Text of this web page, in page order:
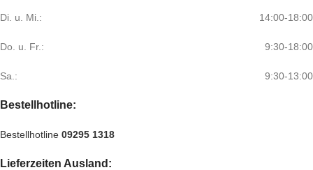
Di. u. Mi.: 14:00-18:00
Do. u. Fr.: 9:30-18:00
Sa.: 9:30-13:00
Bestellhotline:
Bestellhotline 09295 1318
Lieferzeiten Ausland: